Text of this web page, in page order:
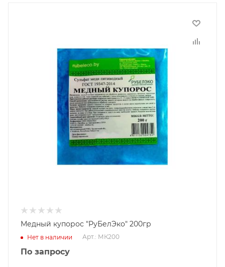
Медный купорос "РуБелЭко" 200гр
Нет в наличии Арт.: МК200
По запросу